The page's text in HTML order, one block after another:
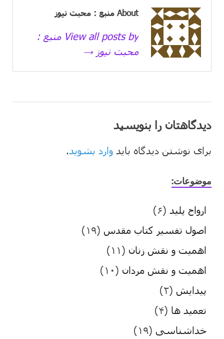
About منبع : محبت نیوز
View all posts by منبع :
محبت نیوز →
دیدگاهتان را بنویسید
برای نوشتن دیدگاه باید وارد بشوید.
موضوعات:
ارواح پلید (۶)
اصول تفسیر کتاب مقدس (۱۹)
اهمیت و نقش زنان (۱۱)
اهمیت و نقش مردان (۱۰)
پیدایش (۲)
تعمید ها (۴)
خداشناسی (۱۹)